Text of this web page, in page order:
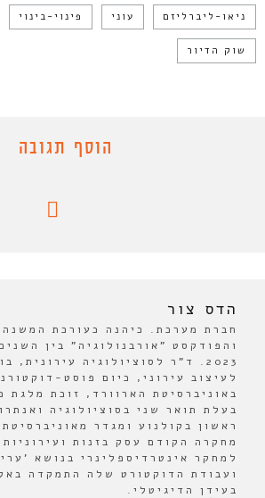
ניאו-ליברליזם עוני פינוי-בינוי
שוק הדיור
הוסף תגובה
הדס צור
חברת מערכת. כיהנה כעורכת
2023. ד"ר לסוציולוגיה עירונית,
לעיצוב עירוני, כיום פוסט-
באוניברסיטת הארוורד, זוכת מלגת
בעלת תואר שני בסוציולוגיה
ראשון בקולנוע ומגדר
מחקרה הקודם עסק בזנות
למחקר אינטרדיספלינרי בנושא
ועבודת הדוקטורט שלה התמקדה
בעידן הדיגיטלי.